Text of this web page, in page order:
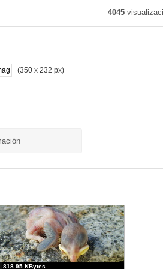
4045
(350 x 232 px)
818.95 KBytes